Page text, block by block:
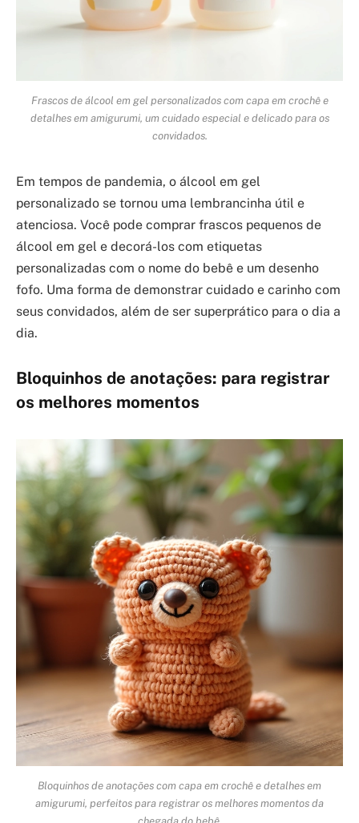
Frascos de álcool em gel personalizados com capa em crochê e
detalhes em amigurumi, um cuidado especial e delicado para os
convidados.
Em tempos de pandemia, o álcool em gel
personalizado se tornou uma lembrancinha útil e
atenciosa. Você pode comprar frascos pequenos de
álcool em gel e decorá-los com etiquetas
personalizadas com o nome do bebê e um desenho
fofo. Uma forma de demonstrar cuidado e carinho com
seus convidados, além de ser superprático para o dia a
dia.
Bloquinhos de anotações: para registrar
os melhores momentos
Bloquinhos de anotações com capa em crochê e detalhes em
amigurumi, perfeitos para registrar os melhores momentos da
chegada do bebê.